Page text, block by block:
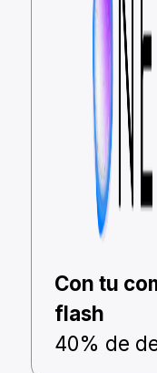
Con tu
flash
40% de